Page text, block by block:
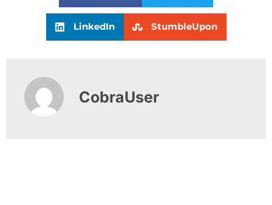
LinkedIn StumbleUpon
CobraUser